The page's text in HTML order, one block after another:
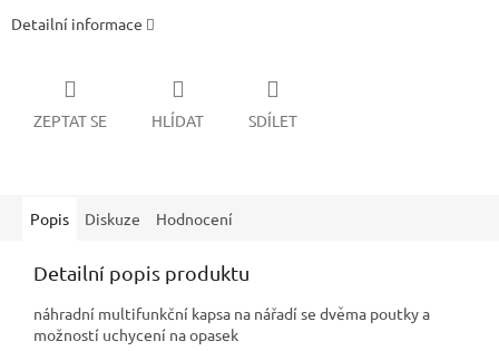
Detailní informace
ZEPTAT SE HLÍDAT SDÍLET
Popis Diskuze Hodnocení
Detailní popis produktu
náhradní multifunkční kapsa na nářadí se dvěma poutky a
možností uchycení na opasek